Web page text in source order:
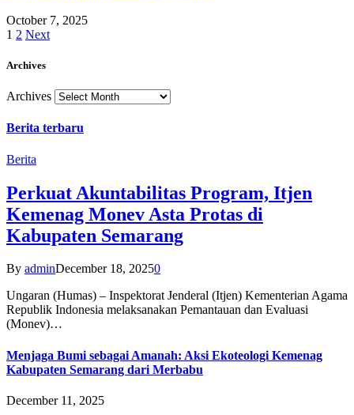
October 7, 2025
1 2 Next
Archives
Archives
Berita terbaru
Berita
Perkuat Akuntabilitas Program, Itjen
Kemenag Monev Asta Protas di
Kabupaten Semarang
By adminDecember 18, 20250
Ungaran (Humas) – Inspektorat Jenderal (Itjen) Kementerian Agama
Republik Indonesia melaksanakan Pemantauan dan Evaluasi
(Monev)…
Menjaga Bumi sebagai Amanah: Aksi Ekoteologi Kemenag
Kabupaten Semarang dari Merbabu
December 11, 2025